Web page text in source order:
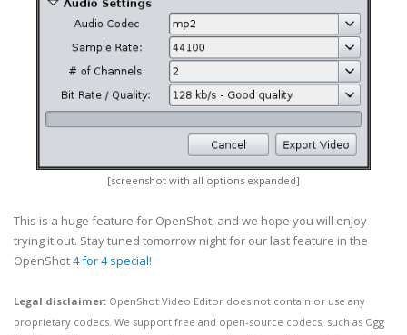
[screenshot with all options expanded]
This is a huge feature for OpenShot, and we hope you will enjoy
trying it out. Stay tuned tomorrow night for our last feature in the
OpenShot4 for 4 special!
Legal disclaimer: OpenShot Video Editor does not contain or use any
proprietary codecs. We support free and open-source codecs, such as Ogg